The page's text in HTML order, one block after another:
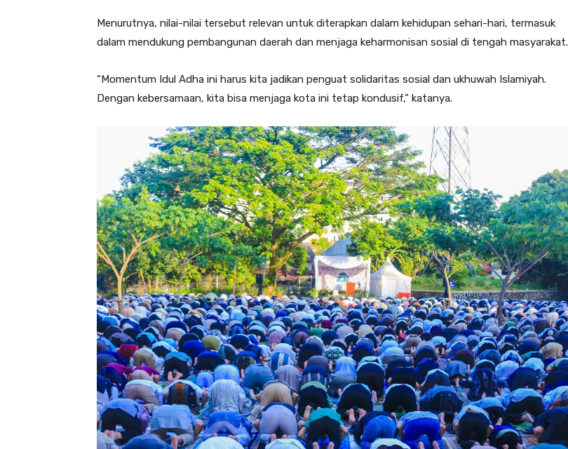
Menurutnya, nilai-nilai tersebut relevan untuk diterapkan dalam kehidupan sehari-hari, termasuk
dalam mendukung pembangunan daerah dan menjaga keharmonisan sosial di tengah masyarakat.
“Momentum Idul Adha ini harus kita jadikan penguat solidaritas sosial dan ukhuwah Islamiyah.
Dengan kebersamaan, kita bisa menjaga kota ini tetap kondusif,” katanya.